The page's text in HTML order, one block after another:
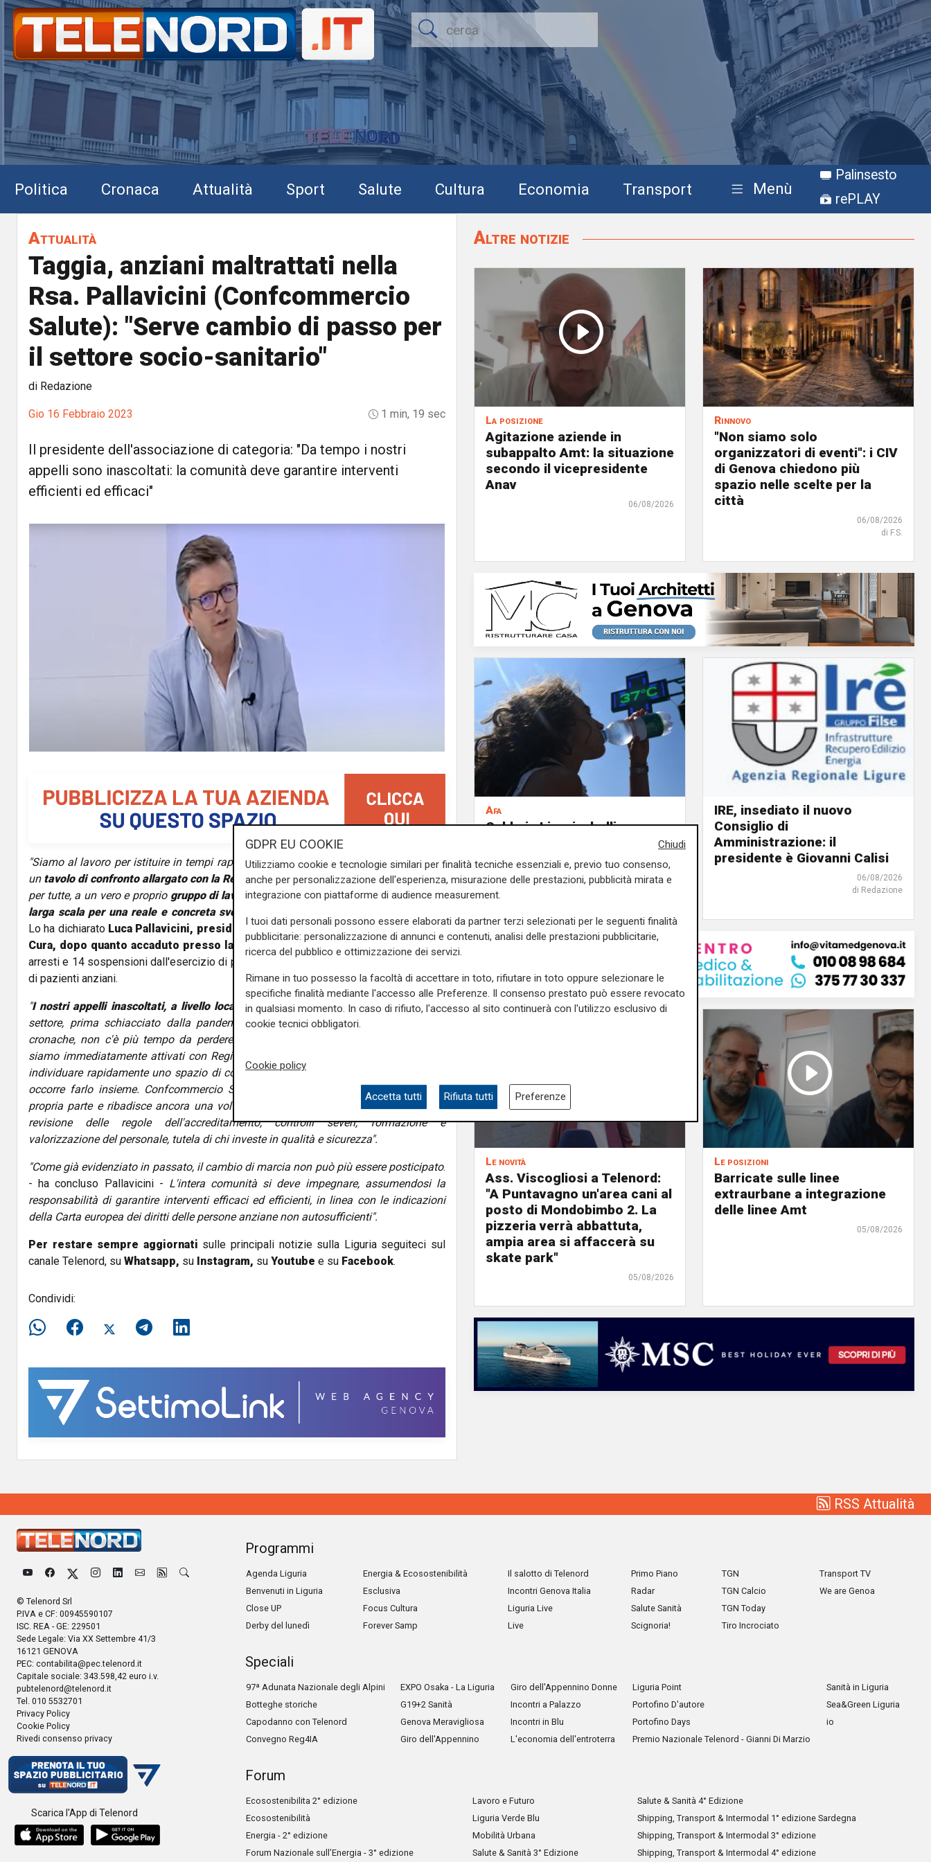
Politica Cronaca Attualità Sport Salute Cultura Economia Transport Menù
Palinsesto
rePLAY
Attualità
Taggia, anziani maltrattati nella
Rsa. Pallavicini (Confcommercio
Salute): "Serve cambio di passo per
il settore socio-sanitario"
di Redazione
Gio 16 Febbraio 2023 1 min, 19 sec
Il presidente dell'associazione di categoria: "Da tempo i nostri
appelli sono inascoltati: la comunità deve garantire interventi
efficienti ed efficaci"
"Siamo al lavoro per istituire in tempi rapidi un primo incontro utile alla creazione di
untavolo di confronto allargato con la Regione e i sindacati:urge dar vita, una volta
per tutte, a un vero e propriogruppo di lavoro che definisca una programmazione di
larga scala per una reale e concreta svolta del settore socio sanitario in Liguria
Lo ha dichiaratoLuca Pallavicini, presidente di Confcommercio Salute, Sanità e
Cura, dopo quanto accaduto presso la residenza "Le Palme" di Taggia,
con 10
arresti e 14 sospensioni dall'esercizio di pubblico servizio per maltrattamenti ai danni
di pazienti anziani.
"I nostri appelli inascoltati, a livello locale e nazionale, sono ormai troppie per il
settore, prima schiacciato dalla pandemia e oggi troppo spesso infangato dalle
cronache, non c'è più tempo da perdere.
siamo immediatamente attivati con Regione Liguria e con i sindacati territoriali per
individuare rapidamente uno spazio di confronto allargato: bisogna programmare e
occorre farlo insieme. Confcommercio Salute in questo senso è pronta a fare la
propria parte e ribadisce ancora una volta i punti chiave su cui occorrerà lavorare:
revisione delle regole dell'accreditamento, controlli severi, formazione e
valorizzazione del personale, tutela di chi investe in qualità e sicurezza".
"Come già evidenziato in passato, il cambio di marcia non può più essere posticipato.
- ha concluso Pallavicini - L'intera comunità si deve impegnare, assumendosi la
responsabilità di garantire interventi efficaci ed efficienti, in linea con le indicazioni
della Carta europea dei diritti delle persone anziane non autosufficienti".
Per restare sempre aggiornati sulle principali notizie sulla Liguria seguiteci sul
canale Telenord, su Whatsapp, su Instagram, su Youtube e su Facebook.
Condividi:
Altre notizie
La posizione
Agitazione aziende in
subappalto Amt: la situazione
secondo il vicepresidente
Anav
06/08/2026
Rinnovo
"Non siamo solo
organizzatori di eventi": i CIV
di Genova chiedono più
spazio nelle scelte per la
città
06/08/2026
di F.S.
Afa
Caldo in Liguria, bollino rosso
anche sabato: settimo giorno
consecutivo
06/08/2026
IRE, insediato il nuovo
Consiglio di
Amministrazione: il
presidente è Giovanni Calisi
06/08/2026
di Redazione
Le novità
Ass. Viscogliosi a Telenord:
"A Puntavagno un'area cani al
posto di Mondobimbo 2. La
pizzeria verrà abbattuta,
ampia area si affaccerà su
skate park"
05/08/2026
Le posizioni
Barricate sulle linee
extraurbane a integrazione
delle linee Amt
05/08/2026
RSS Attualità
© Telenord Srl
P.IVA e CF: 00945590107
ISC. REA - GE: 229501
Sede Legale: Via XX Settembre 41/3
16121 GENOVA
PEC: contabilita@pec.telenord.it
Capitale sociale: 343.598,42 euro i.v.
pubtelenord@telenord.it
Tel. 010 5532701
Privacy Policy
Cookie Policy
Rivedi consenso privacy
Scarica l'App di Telenord
Programmi
Agenda Liguria
Benvenuti in Liguria
Close UP
Derby del lunedì
Energia & Ecosostenibilità
Esclusiva
Focus Cultura
Forever Samp
Il salotto di Telenord
Incontri Genova Italia
Liguria Live
Live
Primo Piano
Radar
Salute Sanità
Scignoria!
TGN
TGN Calcio
TGN Today
Tiro Incrociato
Transport TV
We are Genoa
Speciali
97ª Adunata Nazionale degli Alpini
Botteghe storiche
Capodanno con Telenord
Convegno Reg4IA
EXPO Osaka - La Liguria
G19+2 Sanità
Genova Meravigliosa
Giro dell'Appennino
Giro dell'Appennino Donne
Incontri a Palazzo
Incontri in Blu
L'economia dell'entroterra
Liguria Point
Portofino D'autore
Portofino Days
Premio Nazionale Telenord - Gianni Di Marzio
Sanità in Liguria
Sea&Green Liguria
io
Forum
Ecosostenibilita 2° edizione
Ecosostenibilità
Energia - 2° edizione
Forum Nazionale sull’Energia - 3° edizione
Lavoro e Futuro
Liguria Verde Blu
Mobilità Urbana
Salute & Sanità 3° Edizione
Salute & Sanità 4° Edizione
Shipping, Transport & Intermodal 1° edizione Sardegna
Shipping, Transport & Intermodal 3° edizione
Shipping, Transport & Intermodal 4° edizione
Chiudi
GDPR EU COOKIE
Utilizziamo cookie e tecnologie similari per finalità tecniche essenziali e, previo tuo consenso,
anche per personalizzazione dell'esperienza, misurazione delle prestazioni, pubblicità mirata e
integrazione con piattaforme di audience measurement.
I tuoi dati personali possono essere elaborati da partner terzi selezionati per le seguenti finalità
pubblicitarie: personalizzazione di annunci e contenuti, analisi delle prestazioni pubblicitarie,
ricerca del pubblico e ottimizzazione dei servizi.
Rimane in tuo possesso la facoltà di accettare in toto, rifiutare in toto oppure selezionare le
specifiche finalità mediante l'accesso alle Preferenze. Il consenso prestato può essere revocato
in qualsiasi momento. In caso di rifiuto, l'accesso al sito continuerà con l'utilizzo esclusivo di
cookie tecnici obbligatori.
Cookie policy
Accetta tutti Rifiuta tutti Preferenze